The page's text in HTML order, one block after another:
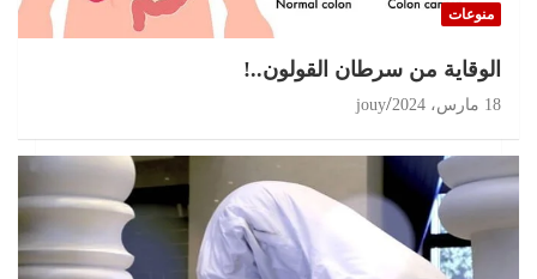
منوعات
الوقاية من سرطان القولون..!
18 مارس، 2024 jouy